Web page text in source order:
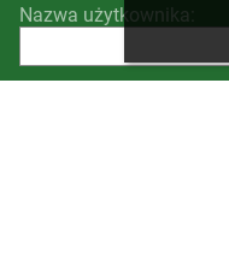
Nazwa użytkownika: